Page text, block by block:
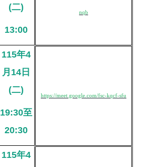
(二)
13:00
nqb
115年4
月14日
(二)
19:30至
20:30
https://meet.google.com/fsc-kqcf-sfu
115年4